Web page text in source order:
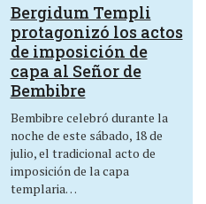
Bergidum Templi
protagonizó los actos
de imposición de
capa al Señor de
Bembibre
Bembibre celebró durante la
noche de este sábado, 18 de
julio, el tradicional acto de
imposición de la capa
templaria…